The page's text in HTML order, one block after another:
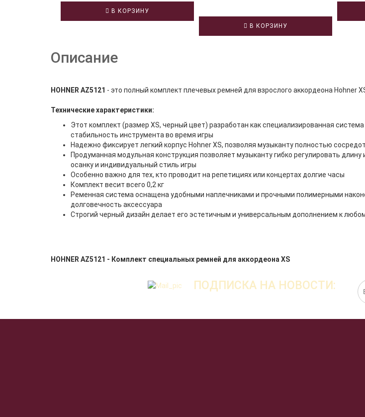
В КОРЗИНУ
В КОРЗИНУ
Описание
HOHNER AZ5121 - это полный комплект плечевых ремней для взрослого аккордеона Hohner
Технические характеристики:
Этот комплект (размер XS, черный цвет) разработан как специализированная
стабильность инструмента во время игры
Надежно фиксирует легкий корпус Hohner XS, позволяя музыканту полностью
Продуманная модульная конструкция позволяет музыканту гибко регулировать
осанку и индивидуальный стиль игры
Особенно важно для тех, кто проводит на репетициях или концертах долгие часы
Комплект весит всего 0,2 кг
Ременная система оснащена удобными наплечниками и прочными полимерными
долговечность аксессуара
Строгий черный дизайн делает его эстетичным и универсальным дополнением к
HOHNER AZ5121 - Комплект специальных ремней для аккордеона XS
ПОДПИСКА НА НОВОСТИ: